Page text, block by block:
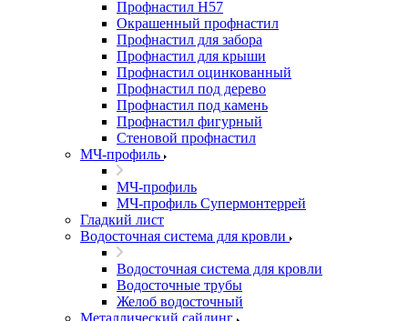
Профнастил Н57
Окрашенный профнастил
Профнастил для забора
Профнастил для крыши
Профнастил оцинкованный
Профнастил под дерево
Профнастил под камень
Профнастил фигурный
Стеновой профнастил
МЧ-профиль
МЧ-профиль
МЧ-профиль Супермонтеррей
Гладкий лист
Водосточная система для кровли
Водосточная система для кровли
Водосточные трубы
Желоб водосточный
Металлический сайдинг